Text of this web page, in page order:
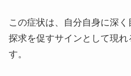
この症状は、自分自身に深
探求を促すサインとして現れ
す。